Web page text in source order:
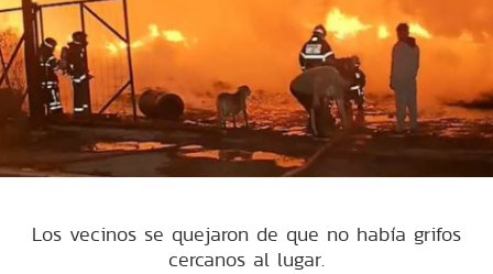
Los vecinos se quejaron de que no había grifos
cercanos al lugar.